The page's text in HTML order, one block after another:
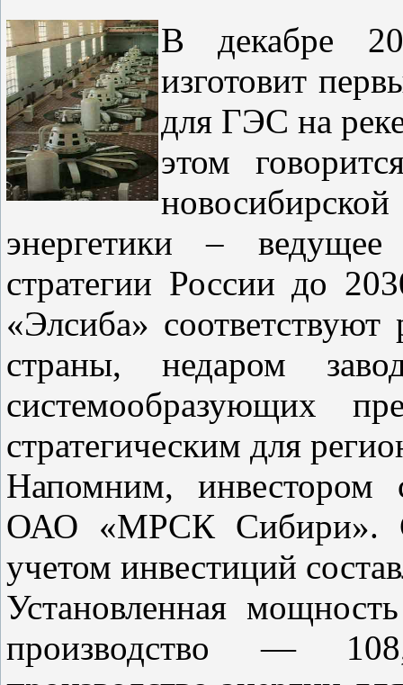
В декабре
изготовит
для ГЭС на
этом
энергетики – ведущее
стратегии России до
«Элсиба»
страны, недаром
системообразующих
стратегическим для
Напомним, инвестором
ОАО «МРСК Сибири».
учетом инвестиций
Установленная
производство —